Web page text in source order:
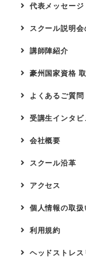
代表メッセージ
スクール説明
講師陣紹介
豪州国家資格
よくあるご質問
受講生インタビ
会社概要
スクール沿革
アクセス
個人情報の取扱
利用規約
ヘッドストレ